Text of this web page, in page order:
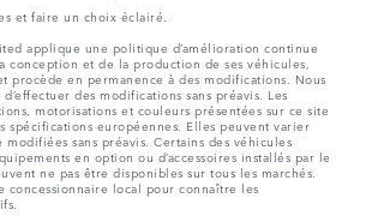
et faire un choix éclairé.
applique une politique d’amélioration continue
conception et de la production de ses véhicules,
procède en permanence à des modifications. Nous
des modifications sans préavis. Les
motorisations et couleurs présentées sur ce site
spécifications européennes. Elles peuvent varier
sans préavis. Certains des véhicules
en option ou d’accessoires installés par le
ne pas être disponibles sur tous les marchés.
concessionnaire local pour connaître les